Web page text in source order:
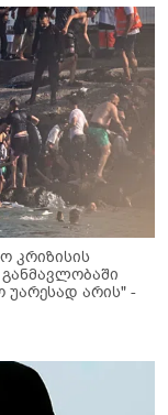
კრიზისის
უარესად არის" -